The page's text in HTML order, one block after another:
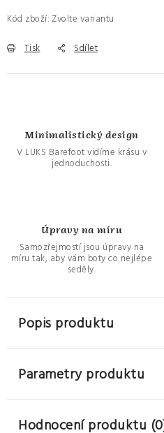
Kód zboží: Zvolte variantu
Tisk Sdílet
Minimalistický design
V LUKS Barefoot vidíme krásu v
jednoduchosti.
Úpravy na míru
Samozřejmostí jsou úpravy na
míru tak, aby vám boty co nejlépe
seděly.
Popis produktu
Parametry produktu
Hodnocení produktu